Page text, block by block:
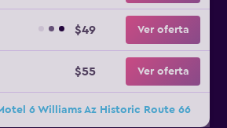
$49 Ver oferta
$55 Ver oferta
6 Williams Az Historic Route 66